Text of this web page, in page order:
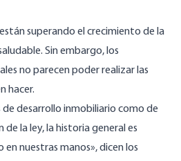
superando el crecimiento de la
Sin embargo, los
no parecen poder realizar las
hacer.
desarrollo inmobiliario como de
la ley, la historia general es
en nuestras manos», dicen los